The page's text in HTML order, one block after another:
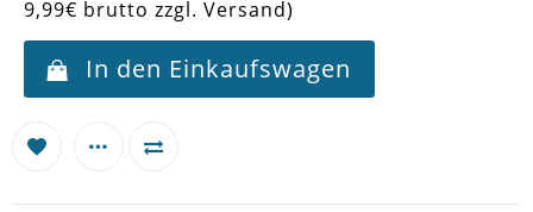
9,99€ brutto zzgl. Versand)
In den Einkaufswagen